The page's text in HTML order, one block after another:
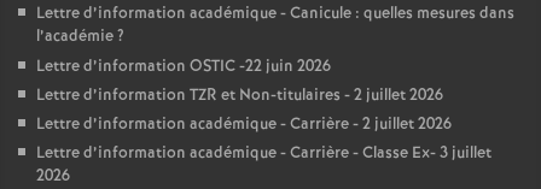
Lettre d’information académique - Canicule : quelles mesures dans
l’académie?
Lettre d’information OSTIC -22 juin 2026
Lettre d’information TZR et Non-titulaires - 2 juillet 2026
Lettre d’information académique - Carrière - 2 juillet 2026
Lettre d’information académique - Carrière - Classe Ex- 3 juillet
2026